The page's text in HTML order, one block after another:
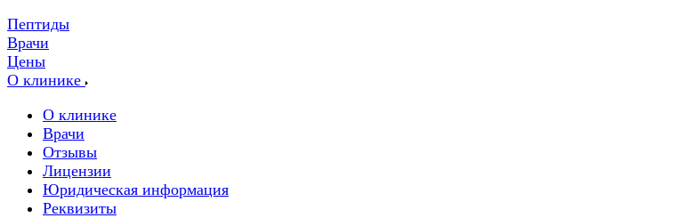
Пептиды
Врачи
Цены
О клинике
О клинике
Врачи
Отзывы
Лицензии
Юридическая информация
Реквизиты